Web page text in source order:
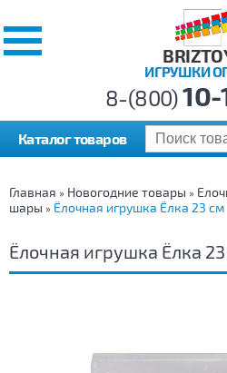
ИГРУШКИ
8-(800)10-
Каталог товаров
Главная » Новогодние товары »
шары » Ёлочная игрушка Ёлка 23 см
Ёлочная игрушка Ёлка